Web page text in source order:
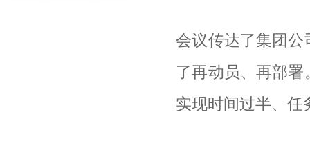
会议传达了集团
了再动员、再部
实现时间过半、任